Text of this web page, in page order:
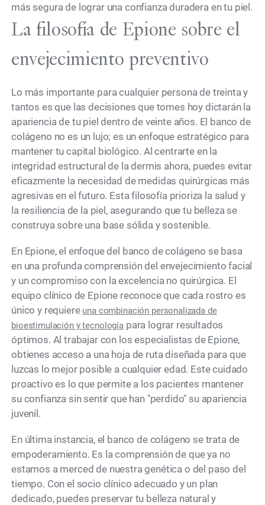
más segura de lograr una confianza duradera en tu piel.
La filosofía de Epione sobre el
envejecimiento preventivo
Lo más importante para cualquier persona de treinta y
tantos es que las decisiones que tomes hoy dictarán la
apariencia de tu piel dentro de veinte años. El banco de
colágeno no es un lujo; es un enfoque estratégico para
mantener tu capital biológico. Al centrarte en la
integridad estructural de la dermis ahora, puedes evitar
eficazmente la necesidad de medidas quirúrgicas más
agresivas en el futuro. Esta filosofía prioriza la salud y
la resiliencia de la piel, asegurando que tu belleza se
construya sobre una base sólida y sostenible.
En Epione, el enfoque del banco de colágeno se basa
en una profunda comprensión del envejecimiento facial
y un compromiso con la excelencia no quirúrgica. El
equipo clínico de Epione reconoce que cada rostro es
único y requiere una combinación personalizada de
bioestimulación y tecnología para lograr resultados
óptimos. Al trabajar con los especialistas de Epione,
obtienes acceso a una hoja de ruta diseñada para que
luzcas lo mejor posible a cualquier edad. Este cuidado
proactivo es lo que permite a los pacientes mantener
su confianza sin sentir que han "perdido" su apariencia
juvenil.
En última instancia, el banco de colágeno se trata de
empoderamiento. Es la comprensión de que ya no
estamos a merced de nuestra genética o del paso del
tiempo. Con el socio clínico adecuado y un plan
dedicado, puedes preservar tu belleza natural y